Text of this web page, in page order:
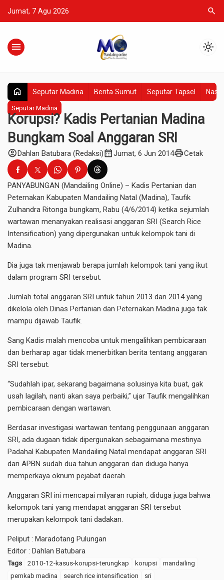
Jumat, 7 Agu 2026 search
menu light_mode
home Seputar Madina Berita Sumut Seputar Tapsel
Seputar Madina
Korupsi? Kadis Pertanian Madina
Bungkam Soal Anggaran SRI
account_circleDahlan Batubara (Redaksi)calendar_monthJumat, 6 Jun 2014printCetak
PANYABUNGAN (Mandailing Online) – Kadis Pertanian dan
Peternakan Kabupaten Mandailing Natal (Madina), Taufik
Zulhandra Ritonga bungkam, Rabu (4/6/2014) ketika sejumlah
wartawan menanyakan realisasi anggaran SRI (Search Rice
Intensification) yang dipergunakan untuk kelompok tani di
Madina.
Dia juga tak menjawab berapa jumlah kelompok tani yang ikut
dalam program SRI tersebut.
Jumlah total anggaran SRI untuk tahun 2013 dan 2014 yang
dikelola oleh Dinas Pertanian dan Peternakan Madina juga tak
mampu dijawab Taufik.
Sang Kadis malah mencoba untuk mengalihkan pembicaraan
dan berharap agar tidak menerbitkan berita tentang anggaran
SRI tersebut.
“Sudahlah ipar, sekarang bagaimana solusinya kita buat, gak
usah lagilah, nanti akan saya perbaiki,” ujar Taufik mengalihkan
pembicaraan dengan wartawan.
Berdasar investigasi wartawan tentang penggunaan anggaran
SRI, ada dugaan tidak dipergunakan sebagaimana mestinya.
Padahal Kabupaten Mandailing Natal mendapat anggaran SRI
dari APBN sudah dua tahun anggaran dan diduga hanya
memperkaya oknum pejabat daerah.
Anggaran SRI ini mencapai milyaran rupiah, diduga juga bahwa
kelompok tani yang mendapat anggaran SRI tersebut
merupakan kelompok tani dadakan.
Peliput : Maradotang Pulungan
Editor : Dahlan Batubara
Tags 2010-12-kasus-korupsi-terungkap korupsi
mandailing
pemkab madina
search rice intensification sri